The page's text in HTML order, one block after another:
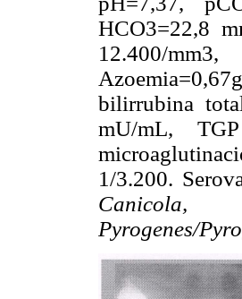
HCO3=22,8
12.400/
bilirrubina
mU/mL,
1/3.200.
Canicola,
Pyrogenes/